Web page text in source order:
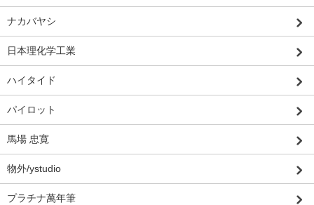
ナカバヤシ
日本理化学工業
ハイタイド
パイロット
馬場 忠寛
物外/ystudio
プラチナ萬年筆